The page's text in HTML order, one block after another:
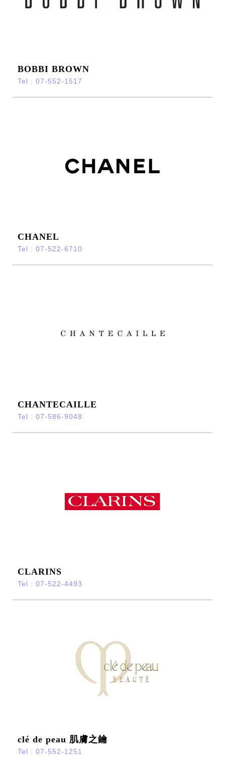
BOBBI BROWN
Tel : 07-552-1517
CHANEL
Tel : 07-522-6710
CHANTECAILLE
Tel : 07-586-9048
CLARINS
Tel : 07-522-4493
clé de peau 肌膚之鑰
Tel : 07-552-1251